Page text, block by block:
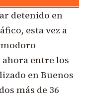
detenido en
esta vez a
ahora entre los
en Buenos
más de 36